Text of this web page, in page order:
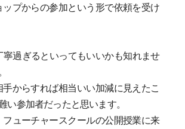
プからの参加という形で依頼を受け
過ぎるといってもいいかも知れませ
からすれば相当いい加減に見えたこ
参加者だったと思います。
ューチャースクールの公開授業に来